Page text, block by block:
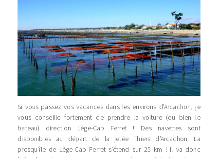
Si vous passez vos vacances dans les environs d’Arcachon, je
vous conseille fortement de prendre la voiture (ou bien le
bateau) direction Lège-Cap Ferret ! Des navettes sont
disponibles au départ de la jetée Thiers d’Arcachon. La
presqu’île de Lège-Cap Ferret s’étend sur 25 km ! Il va donc